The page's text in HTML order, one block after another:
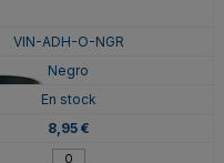
VIN-ADH-O-NGR
Negro
En stock
8,95 €